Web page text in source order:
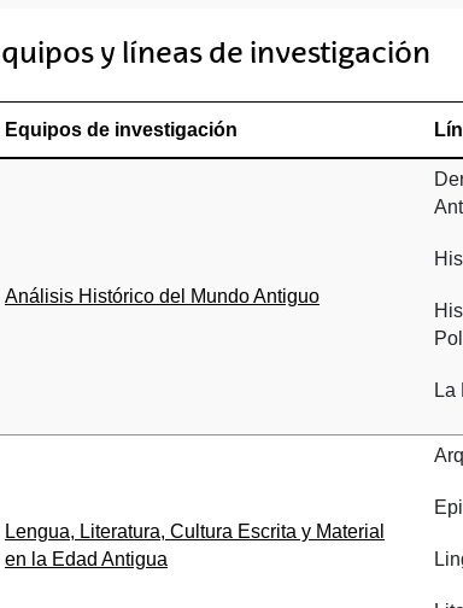
y líneas de investigación
Equipos de investigación
Análisis Histórico del Mundo Antiguo
La
Lengua, Literatura, Cultura Escrita y Material
en la Edad Antigua